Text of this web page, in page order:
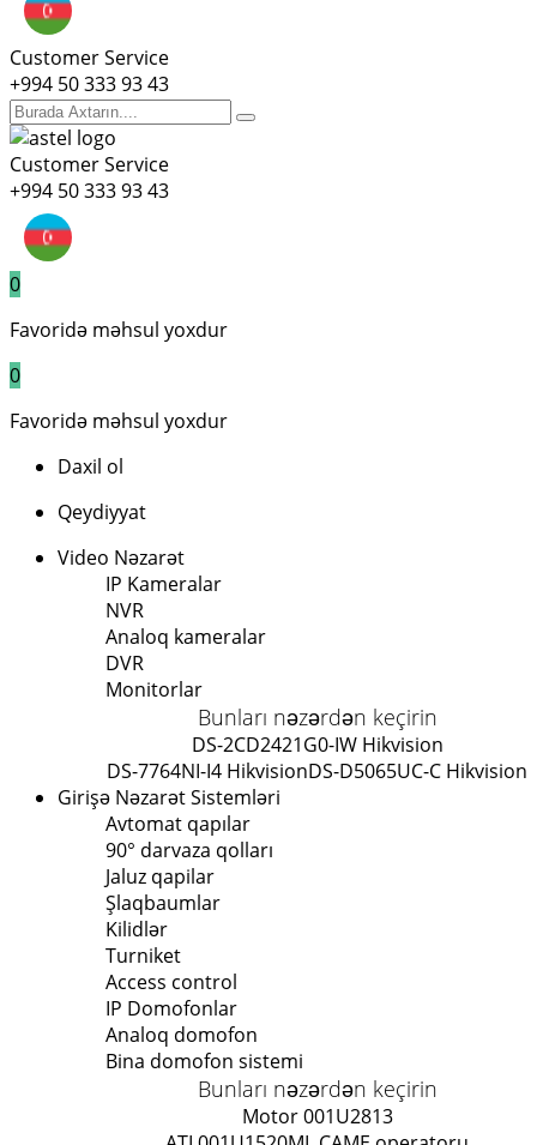
Customer Service
+994 50 333 93 43
Customer Service
+994 50 333 93 43
0
Favoridə məhsul yoxdur
0
Favoridə məhsul yoxdur
Daxil ol
Qeydiyyat
Video Nəzarət
IP Kameralar
NVR
Analoq kameralar
DVR
Monitorlar
Bunları nəzərdən keçirin
DS-2CD2421G0-IW Hikvision
DS-7764NI-I4 HikvisionDS-D5065UC-C Hikvision
Girişə Nəzarət Sistemləri
Avtomat qapılar
90° darvaza qolları
Jaluz qapilar
Şlaqbaumlar
Kilidlər
Turniket
Access control
IP Domofonlar
Analoq domofon
Bina domofon sistemi
Bunları nəzərdən keçirin
Motor 001U2813